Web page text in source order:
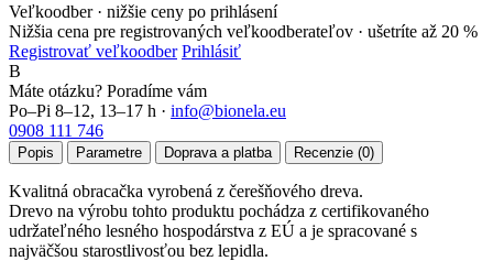
Veľkoodber · nižšie ceny po prihlásení
Nižšia cena pre registrovaných veľkoodberateľov · ušetríte až 20 %
Registrovať veľkoodber Prihlásiť
B
Máte otázku? Poradíme vám
Po–Pi 8–12, 13–17 h · info@bionela.eu
0908 111 746
Popis Parametre Doprava a platba Recenzie (0)
Kvalitná obracačka vyrobená z čerešňového dreva.
Drevo na výrobu tohto produktu pochádza z certifikovaného
udržateľného lesného hospodárstva z EÚ a je spracované s
najväčšou starostlivosťou bez lepidla.